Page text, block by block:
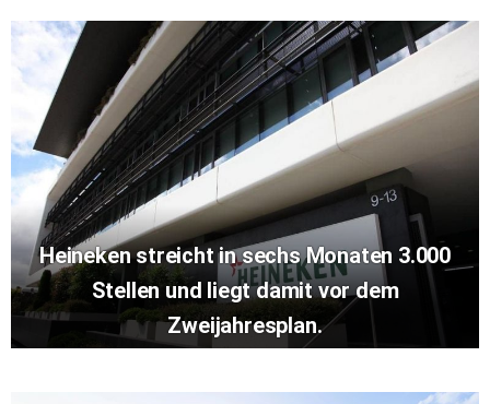
Heineken streicht in sechs Monaten 3.000
Stellen und liegt damit vor dem
Zweijahresplan.